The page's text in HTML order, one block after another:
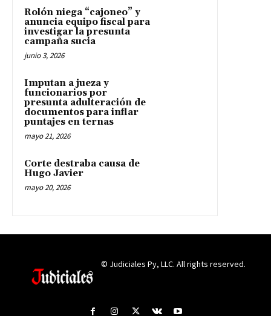
Rolón niega “cajoneo” y
anuncia equipo fiscal para
investigar la presunta
campaña sucia
junio 3, 2026
Imputan a jueza y
funcionarios por
presunta adulteración de
documentos para inflar
puntajes en ternas
mayo 21, 2026
Corte destraba causa de
Hugo Javier
mayo 20, 2026
© Judiciales Py, LLC. All rights reserved.